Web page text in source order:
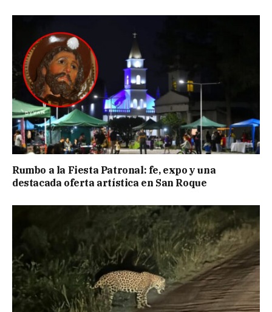
Rumbo a la Fiesta Patronal: fe, expo y una
destacada oferta artística en San Roque